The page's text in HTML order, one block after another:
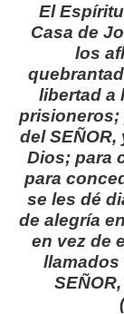
Valores
Voz de
Motivos de
PTC
Contáctanos
El
Casa de
los
libertad a
prisioneros;
del
Dios; para
para
se les dé
de alegría
en vez de
llamados